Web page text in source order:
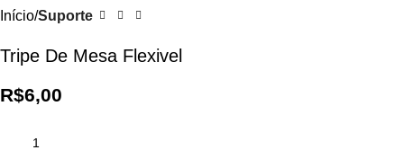
Início Suporte
Tripe De Mesa Flexivel
R$6,00